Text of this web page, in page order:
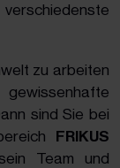
zu arbeiten
sind Sie bei
FRIKUS
Team und